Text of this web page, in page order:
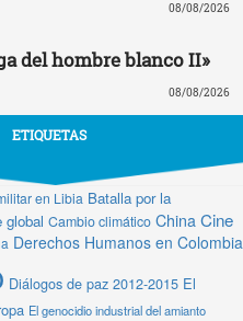
08/08/2026
del hombre blanco II»
08/08/2026
ETIQUETAS
en Libia Batalla por la
global Cambio climático China Cine
Derechos Humanos en Colombia
Diálogos de paz 2012-2015 El
El genocidio industrial del amianto